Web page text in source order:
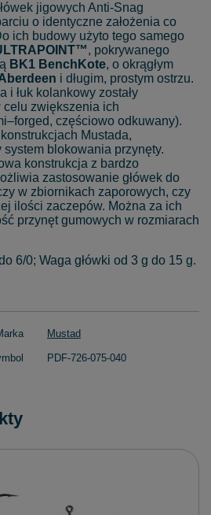
jigowych Anti-Snag
o identyczne założenia co
ich budowy użyto tego samego
, pokrywanego
BK1 BenchKote, o okrągłym
i długim, prostym ostrzu.
i łuk kolankowy zostały
celu zwiększenia ich
częściowo odkuwany).
Mustada,
blokowania przynęty.
konstrukcja z bardzo
zastosowanie główek do
w zbiornikach zaporowych, czy
ilości zaczepów. Można za ich
przynęt gumowych w rozmiarach
6/0; Waga główki od 3 g do 15 g.
Mustad
PDF-726-075-040